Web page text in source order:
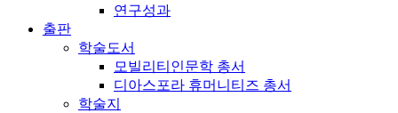
연구성과
출판
학술도서
모빌리티인문학 총서
디아스포라 휴머니티즈 총서
학술지